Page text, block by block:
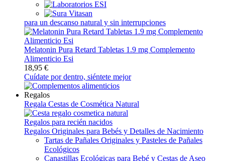
para un descanso natural y sin interrupciones
Melatonin Pura Retard Tabletas 1.9 mg Complemento
Alimenticio Esi
18,95 €
Cuídate por dentro, siéntete mejor
Regalos
Regala Cestas de Cosmética Natural
Regalos para recién nacidos
Regalos Originales para Bebés y Detalles de Nacimiento
Tartas de Pañales Originales y Pasteles de Pañales
Ecológicos
Canastillas Ecológicas para Bebé y Cestas de Aseo